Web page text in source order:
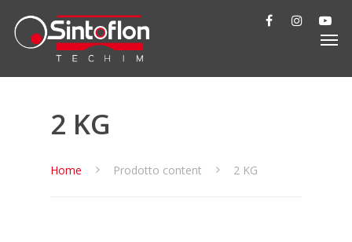
2 KG
Home Prodotto content 2 KG